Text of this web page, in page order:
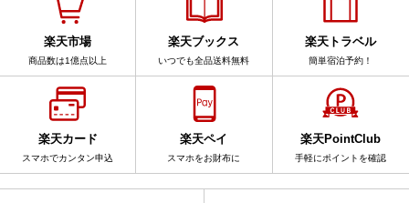
楽天市場
商品数は1億点以上
楽天ブックス
いつでも全品送料無料
楽天トラベル
簡単宿泊予約！
楽天カード
スマホでカンタン申込
楽天ペイ
スマホをお財布に
楽天PointClub
手軽にポイントを確認